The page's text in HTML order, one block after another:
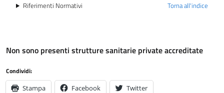
Torna all'indice
Riferimenti Normativi
Non sono presenti strutture sanitarie private accreditate
Condividi:
Stampa Facebook Twitter